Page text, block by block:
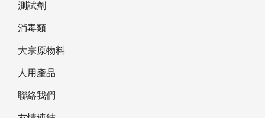
測試劑
消毒類
大宗原物料
人用產品
聯絡我們